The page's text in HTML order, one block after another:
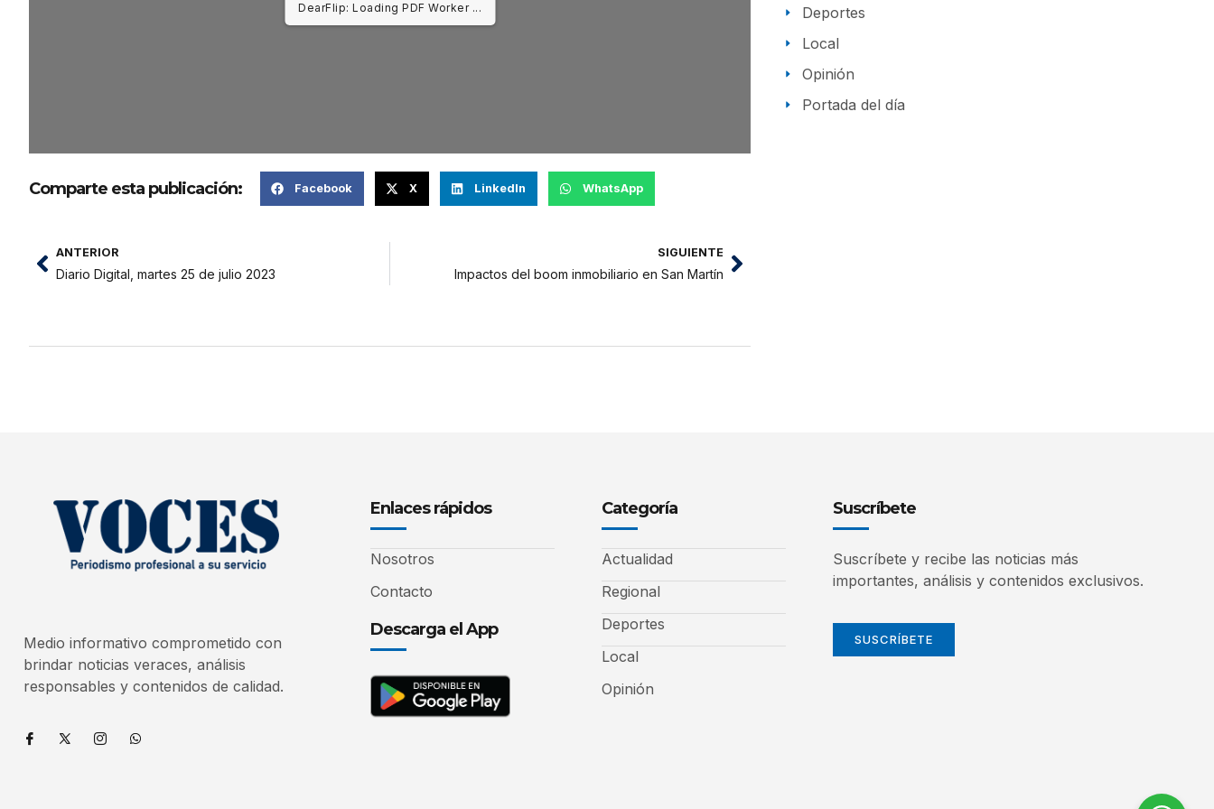
DearFlip: Loading PDF Worker ...
Comparte esta publicación: Facebook X LinkedIn WhatsApp
ANTERIOR
Diario Digital, martes 25 de julio 2023
SIGUIENTE
Impactos del boom inmobiliario en San Martín
Deportes
Local
Opinión
Portada del día
Medio informativo comprometido con
brindar noticias veraces, análisis
responsables y contenidos de calidad.
Enlaces rápidos
Nosotros
Contacto
Descarga el App
Categoría
Actualidad
Regional
Deportes
Local
Opinión
Suscríbete
Suscríbete y recibe las noticias más
importantes, análisis y contenidos exclusivos.
SUSCRÍBETE